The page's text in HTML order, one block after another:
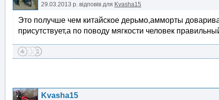
29.03.2013 р. відповів для Kvasha15
Это получше чем китайское дерьмо,амморты
присутствует,а по поводу мягкости человек
Kvasha15